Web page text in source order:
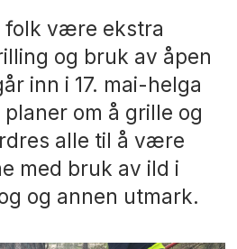
folk være ekstra
og bruk av åpen
inn i 17. mai-helga
om å grille og
alle til å være
med bruk av ild i
og annen utmark.